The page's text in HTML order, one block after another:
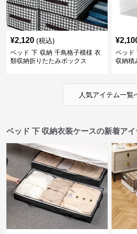
¥2,120 (税込)
ベッド 下 収納 千鳥格子模様 衣
類収納折りたたみボックス
¥
ベッド
収納積
人気アイテム一覧
ベッド 下 収納衣装ケースの新着アイ